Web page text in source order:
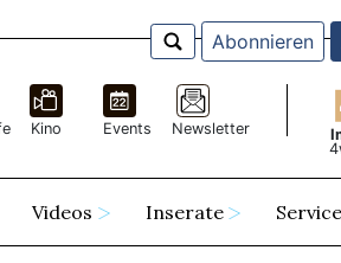
Abonnieren
Kino Events Newsletter
Videos Inserate Service